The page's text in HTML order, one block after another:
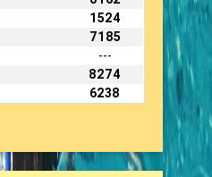
1524
7185
---
8274
6238